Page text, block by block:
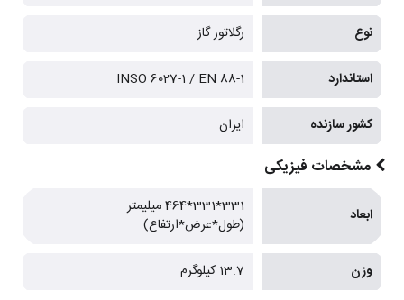
نوع رگلاتور گاز
استاندارد INSO 6027-1 / EN 88-1
کشور سازنده ایران
مشخصات فیزیکی
ابعاد
331*331*464 میلیمتر
(طول*عرض*ارتفاع)
وزن 13.7 کیلوگرم